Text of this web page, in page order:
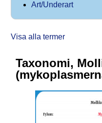
Art/Underart
Visa alla termer
Taxonomi,